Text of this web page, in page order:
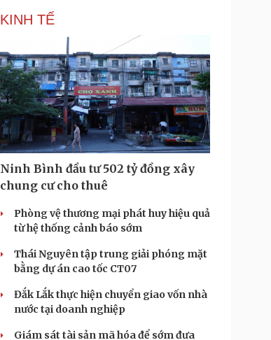
KINH TẾ
Ninh Bình đầu tư 502 tỷ đồng xây
chung cư cho thuê
Phòng vệ thương mại phát huy hiệu quả
từ hệ thống cảnh báo sớm
Thái Nguyên tập trung giải phóng mặt
bằng dự án cao tốc CT07
Đắk Lắk thực hiện chuyển giao vốn nhà
nước tại doanh nghiệp
Giám sát tài sản mã hóa để sớm đưa